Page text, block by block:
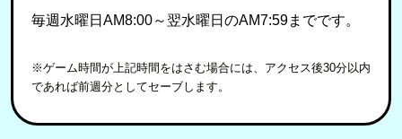
毎週水曜日AM8:00～翌水曜日のAM7:59までです。
※ゲーム時間が上記時間をはさむ場合には、アクセス後30分以内
であれば前週分としてセーブします。